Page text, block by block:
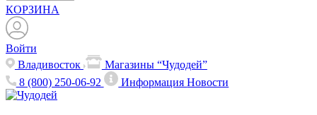
КОРЗИНА
Войти
Владивосток
Магазины “Чудодей”
8 (800) 250-06-92
ИнформацияНовости